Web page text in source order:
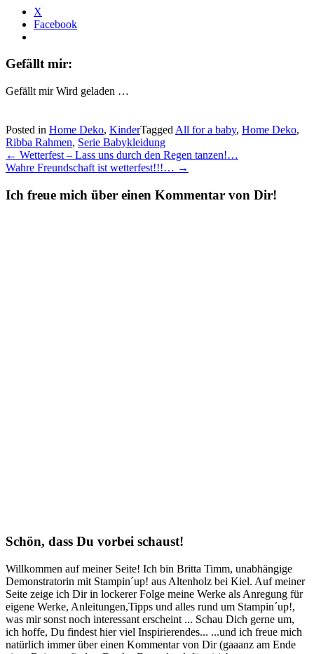
X
Facebook
Gefällt mir:
Gefällt mir Wird geladen …
Posted in Home Deko, KinderTagged All for a baby, Home Deko,
Ribba Rahmen, Serie Babykleidung
Post
navigation
← Wetterfest – Lass uns durch den Regen tanzen!…
Wahre Freundschaft ist wetterfest!!!… →
Ich freue mich über einen Kommentar von Dir!
Schön, dass Du vorbei schaust!
Willkommen auf meiner Seite! Ich bin Britta Timm, unabhängige
Demonstratorin mit Stampin´up! aus Altenholz bei Kiel. Auf meiner
Seite zeige ich Dir in lockerer Folge meine Werke als Anregung für
eigene Werke, Anleitungen,Tipps und alles rund um Stampin´up!,
was mir sonst noch interessant erscheint ... Schau Dich gerne um,
ich hoffe, Du findest hier viel Inspirierendes... ...und ich freue mich
natürlich immer über einen Kommentar von Dir (gaaanz am Ende